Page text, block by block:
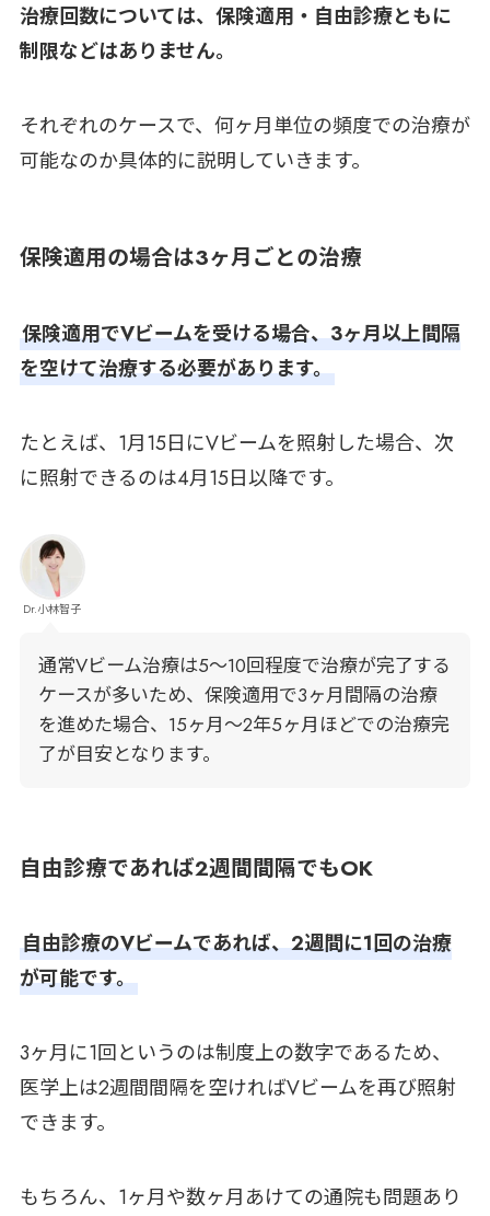
治療回数については、保険適用・自由診療ともに
制限などはありません。
それぞれのケースで、何ヶ月単位の頻度での治療が
可能なのか具体的に説明していきます。
保険適用の場合は3ヶ月ごとの治療
保険適用でVビームを受ける場合、3ヶ月以上間隔
を空けて治療する必要があります。
たとえば、1月15日にVビームを照射した場合、次
に照射できるのは4月15日以降です。
Dr.小林智子
通常Vビーム治療は5～10回程度で治療が完了する
ケースが多いため、保険適用で3ヶ月間隔の治療
を進めた場合、15ヶ月～2年5ヶ月ほどでの治療完
了が目安となります。
自由診療であれば2週間間隔でもOK
自由診療のVビームであれば、2週間に1回の治療
が可能です。
3ヶ月に1回というのは制度上の数字であるため、
医学上は2週間間隔を空ければVビームを再び照射
できます。
もちろん、1ヶ月や数ヶ月あけての通院も問題あり